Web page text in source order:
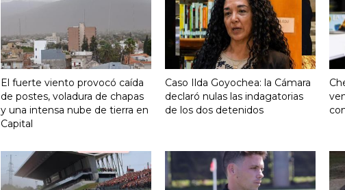
El fuerte viento provocó caída
de postes, voladura de chapas
y una intensa nube de tierra en
Capital
Caso Ilda Goyochea: la Cámara
declaró nulas las indagatorias
de los dos detenidos